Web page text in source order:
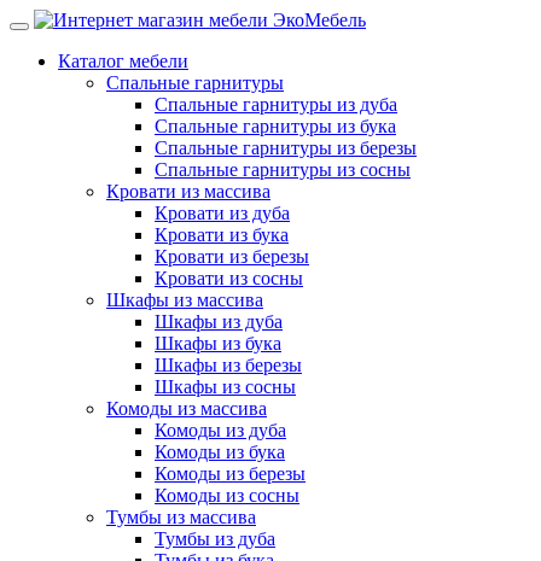
Каталог мебели
Спальные гарнитуры
Спальные гарнитуры из дуба
Спальные гарнитуры из бука
Спальные гарнитуры из березы
Спальные гарнитуры из сосны
Кровати из массива
Кровати из дуба
Кровати из бука
Кровати из березы
Кровати из сосны
Шкафы из массива
Шкафы из дуба
Шкафы из бука
Шкафы из березы
Шкафы из сосны
Комоды из массива
Комоды из дуба
Комоды из бука
Комоды из березы
Комоды из сосны
Тумбы из массива
Тумбы из дуба